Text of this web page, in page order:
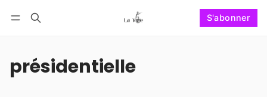
S'abonner
présidentielle